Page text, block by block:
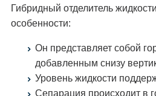
Гибридный отделитель
особенности:
Он представляет собой
добавленным снизу
Уровень жидкости
Сепарация происходит в